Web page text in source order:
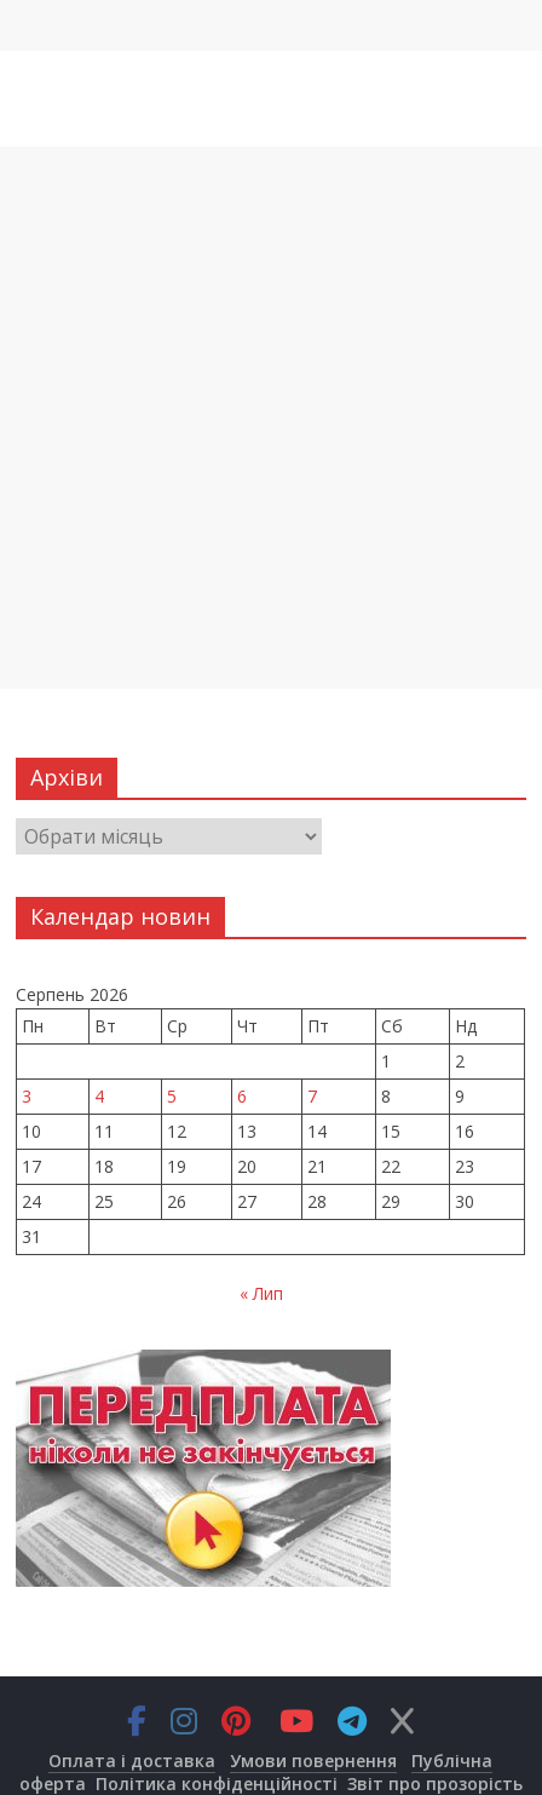
Архіви
Календар новин
Серпень 2026
Пн
Вт Ср Чт Пт Сб
Нд
1
2
3
4 5 6 7 8
9
10
11 12 13 14 15
16
17
18 19 20 21 22
23
24
25 26 27 28 29
30
31
« Лип
Оплата і доставка Умови повернення
Публічна
оферта Політика конфіденційності Звіт про прозорість